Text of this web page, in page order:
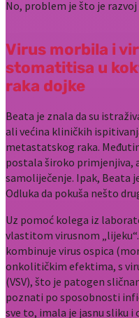
No, problem je što je
Virus morbila i
stomatitisa u
raka dojke
Beata je znala da su
ali većina kliničkih
metastatskog raka.
postala široko primjenjiva,
samoliječenje. Ipak, Beata
Odluka da pokuša nešto
Uz pomoć kolega iz
vlastitom virusnom
kombinuje virus ospica
onkolitičkim efektima, s
(VSV), što je patogen
poznati po sposobnosti
sve to, imala je jasnu sliku